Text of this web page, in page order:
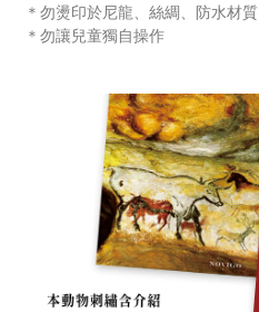
＊勿燙印於尼龍、絲綢、防水材質
＊勿讓兒童獨自操作